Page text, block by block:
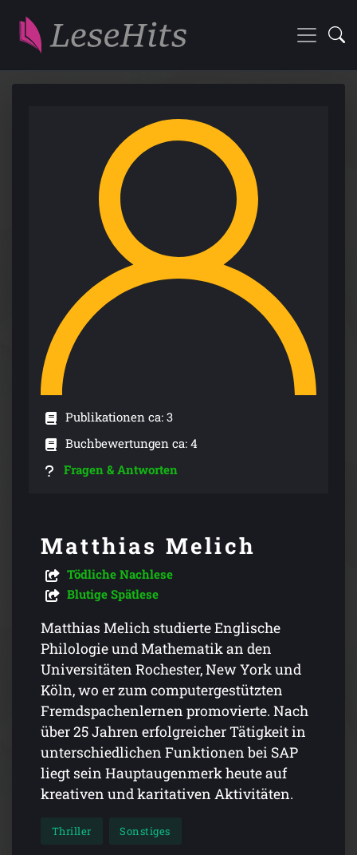
Publikationen ca: 3
Buchbewertungen ca: 4
Fragen & Antworten
Matthias Melich
Tödliche Nachlese
Blutige Spätlese
Matthias Melich studierte Englische
Philologie und Mathematik an den
Universi­täten Rochester, New York und
Köln, wo er zum computer­ge­stütz­ten
Fremd­spachen­lernen promovierte. Nach
über 25 Jahren erfolg­rei­cher Tätigkeit in
unterschiedlichen Funk­tionen bei SAP
liegt sein Hauptaugenmerk heute auf
kreativen und karitativen Aktivitäten.
Thriller Sonstiges